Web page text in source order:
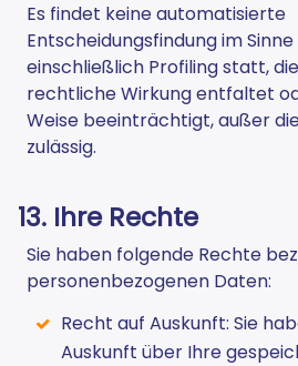
Es findet keine automatisierte
Entscheidungsfindung im Sinne
einschließlich Profiling statt,
rechtliche Wirkung entfaltet
Weise beeinträchtigt, außer
zulässig.
13. Ihre Rechte
Sie haben folgende Rechte
personenbezogenen Daten:
Recht auf Auskunft: Sie
Auskunft über Ihre